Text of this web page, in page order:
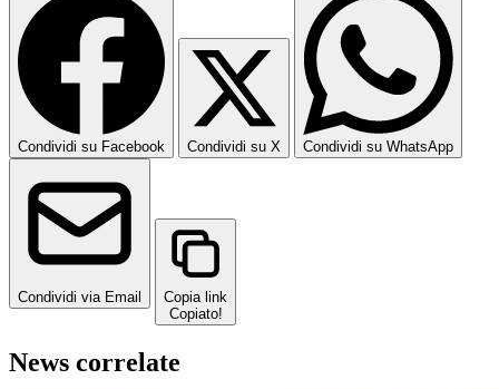
Condividi su Facebook Condividi su X Condividi su WhatsApp
Condividi via Email
Copia link
Copiato!
News correlate